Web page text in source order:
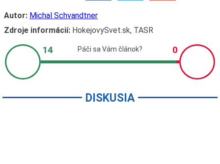
Autor: Michal Schvandtner
Zdroje informácií:HokejovySvet.sk, TASR
DISKUSIA